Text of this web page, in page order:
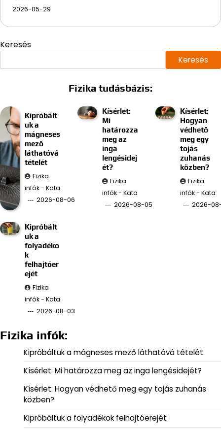
2026-05-29
Keresés
Keresés
Fizika tudásbázis:
Kipróbált
uk a
mágneses
mező
láthatóvá
tételét
Fizika
infók - Kata
2026-08-06
Kísérlet:
Mi
határozza
meg az
inga
lengésidej
ét?
Fizika
infók - Kata
2026-08-05
Kísérlet:
Hogyan
védhető
meg egy
tojás
zuhanás
közben?
Fizika
infók - Kata
2026-
Kipróbált
uk a
folyadéko
k
felhajtóer
ejét
Fizika
infók - Kata
2026-08-03
Fizika infók:
Kipróbáltuk a mágneses mező láthatóvá tételét
Kísérlet: Mi határozza meg az inga lengésidejét?
Kísérlet: Hogyan védhető meg egy tojás zuhanás
közben?
Kipróbáltuk a folyadékok felhajtóerejét